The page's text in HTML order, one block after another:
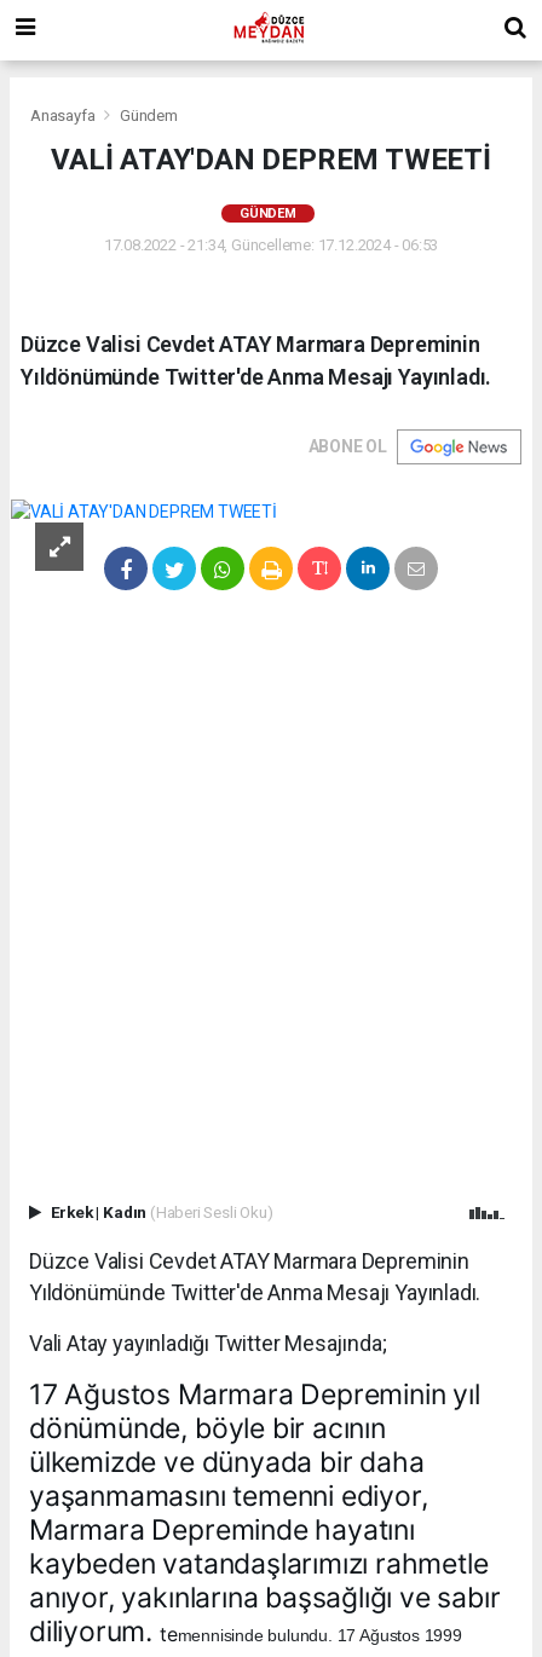
Anasayfa Gündem
VALİ ATAY'DAN DEPREM TWEETİ
GÜNDEM
17.08.2022 - 21:34, Güncelleme: 17.12.2024 - 06:53
Düzce Valisi Cevdet ATAY Marmara Depreminin
Yıldönümünde Twitter'de Anma Mesajı Yayınladı.
ABONE OL
Erkek| Kadın (Haberi Sesli Oku)
Düzce Valisi Cevdet ATAY Marmara Depreminin
Yıldönümünde Twitter'de Anma Mesajı Yayınladı.
Vali Atay yayınladığı Twitter Mesajında;
17 Ağustos Marmara Depreminin yıl
dönümünde, böyle bir acının
ülkemizde ve dünyada bir daha
yaşanmamasını temenni ediyor,
Marmara Depreminde hayatını
kaybeden vatandaşlarımızı rahmetle
anıyor, yakınlarına başsağlığı ve sabır
diliyorum. temennisinde bulundu. 17 Ağustos 1999